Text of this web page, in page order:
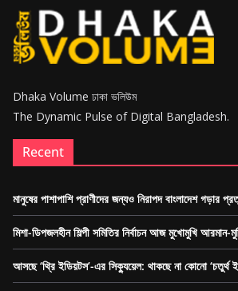
Dhaka Volume ঢাকা ভলিউম
The Dynamic Pulse of Digital Bangladesh.
Recent
মানুষের পাশাপাশি প্রাণীদের জন্যও নিরাপদ বাংলাদেশ গড়ার
মিশা-ডিপজলহীন শিল্পী সমিতির নির্বাচন আজ মুখোমুখি আরমান-
আসছে ‘থ্রি ইডিয়টস’-এর সিক্যুয়েল: থাকছে না কোনো ‘চতুর্থ